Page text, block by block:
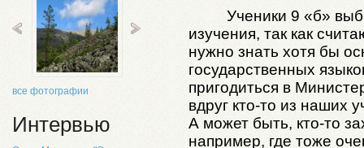
все фотографии
Интервью
Ученики 9 «б»
изучения, так как
нужно знать хотя бы
государственных
пригодиться в
вдруг кто-то из наших
А может быть, кто-то
например, где тоже